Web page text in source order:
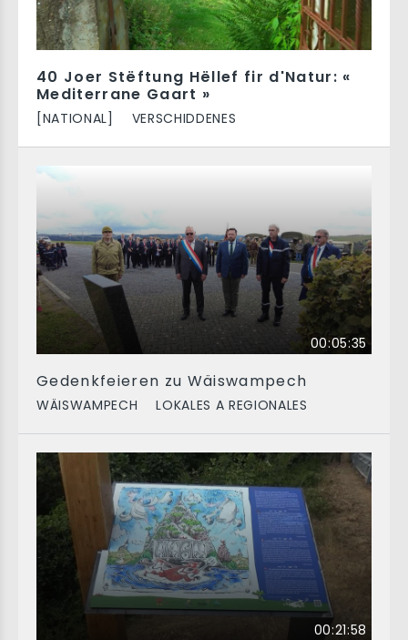
40 Joer Stëftung Hëllef fir d'Natur: «
Mediterrane Gaart »
[NATIONAL] VERSCHIDDENES
00:05:35
Gedenkfeieren zu Wäiswampech
WÄISWAMPECH LOKALES A REGIONALES
00:21:58